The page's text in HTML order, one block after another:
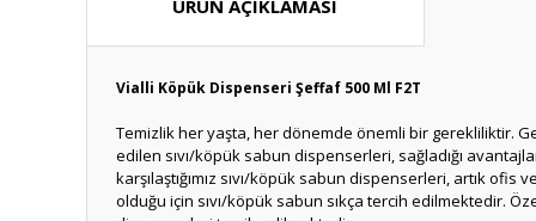
ÜRÜN AÇIKLAMASI
Vialli Köpük Dispenseri Şeffaf 500 Ml F2T
Temizlik her yaşta, her dönemde önemli bir gerekliliktir.
edilen sıvı/köpük sabun dispenserleri, sağladığı
karşılaştığımız sıvı/köpük sabun dispenserleri, artık
olduğu için sıvı/köpük sabun sıkça tercih edilmektedir.